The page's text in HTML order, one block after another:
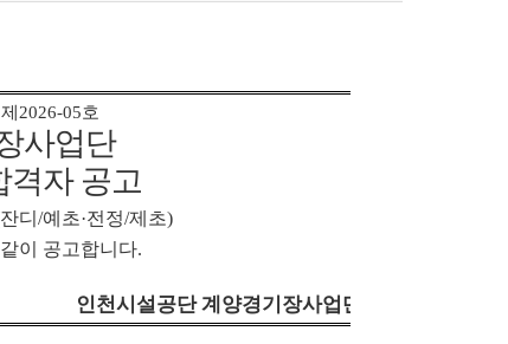
2026-05호
사업단
격자 공고
잔디 /예초·전정/제초)
이 공고합니다.
인천시설공단 계양경기장사업단